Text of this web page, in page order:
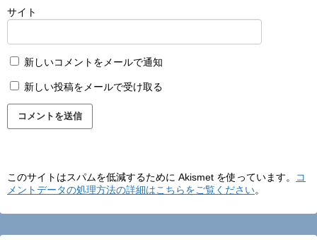
サイト
新しいコメントをメールで通知
新しい投稿をメールで受け取る
このサイトはスパムを低減するために Akismet を使っています。
コ
メントデータの処理方法の詳細はこちらをご覧ください。